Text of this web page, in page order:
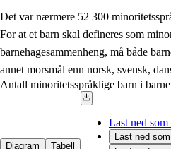
Det var nærmere 52 300
For at et barn skal defineres som
barnehagesammenheng, må både
annet morsmål enn norsk, svensk,
Antall minoritetsspråklige barn i
Diagram Tabell
Last ned som
Last ned